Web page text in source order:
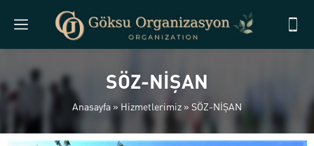
SÖZ-NİŞAN
Anasayfa »Hizmetlerimiz » SÖZ-NİŞAN